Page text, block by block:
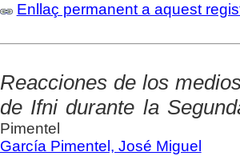
Enllaç permanent a aquest
Reacciones de los
de Ifni durante la
Pimentel
García Pimentel, José Miguel